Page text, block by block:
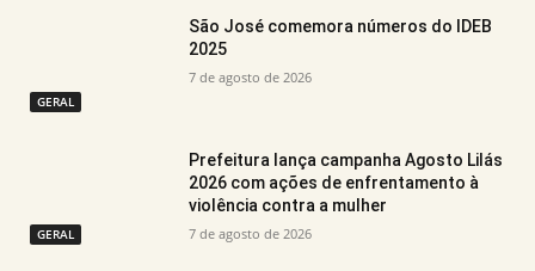
GERAL
São José comemora números do IDEB
2025
7 de agosto de 2026
GERAL
Prefeitura lança campanha Agosto Lilás
2026 com ações de enfrentamento à
violência contra a mulher
7 de agosto de 2026